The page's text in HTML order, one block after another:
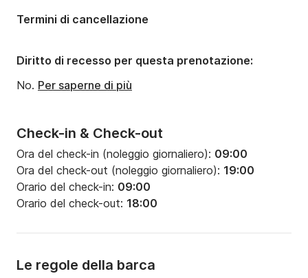
Check-in & Check-out
Ora del check-in (noleggio giornaliero): 09:00
Ora del check-out (noleggio giornaliero): 19:00
Orario del check-in: 09:00
Orario del check-out: 18:00
Le regole della barca
Termini di cancellazione
Diritto di recesso per questa prenotazione:
No. Per saperne di più